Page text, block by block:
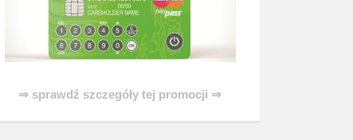
⇒ sprawdź szczegóły tej promocji ⇒